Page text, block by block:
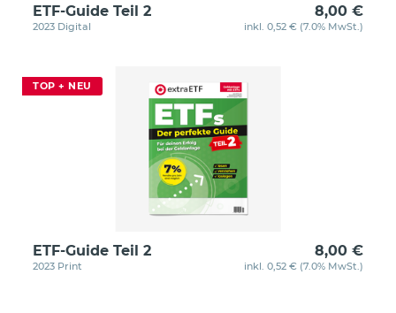
ETF-Guide Teil 2
2023 Digital
8,00 €
inkl. 0,52 € (7.0% MwSt.)
TOP + NEU
ETF-Guide Teil 2
2023 Print
8,00 €
inkl. 0,52 € (7.0% MwSt.)